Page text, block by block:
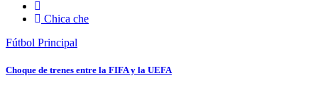
Chica che
Fútbol Principal
Choque de trenes entre la FIFA y la UEFA